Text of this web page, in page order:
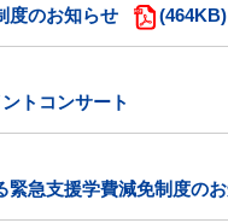
度のお知らせ (464KB)
トコンサート
急支援学費減免制度の